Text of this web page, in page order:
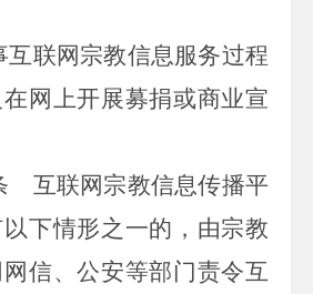
互联网宗教信息服务过程
网上开展募捐或商业宣
互联网宗教信息传播平
下情形之一的，由宗教
信、公安等部门责令互